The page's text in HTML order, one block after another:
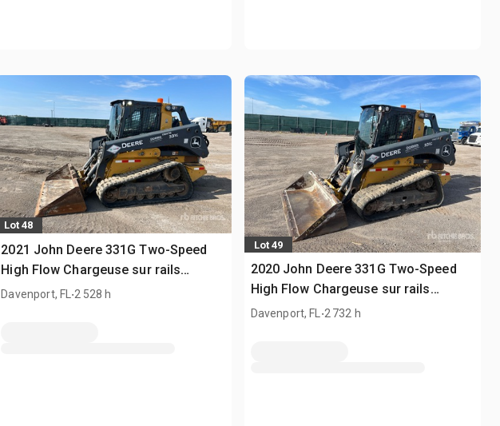
Lot 48
2021 John Deere 331G Two-Speed
High Flow Chargeuse sur rails
compacte
Davenport, FL .2 528 h
Lot 49
2020 John Deere 331G Two-Speed
High Flow Chargeuse sur rails
compacte
Davenport, FL.2 732 h